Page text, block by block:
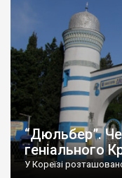
“Дюльбер”.
геніального
У Кореїзі